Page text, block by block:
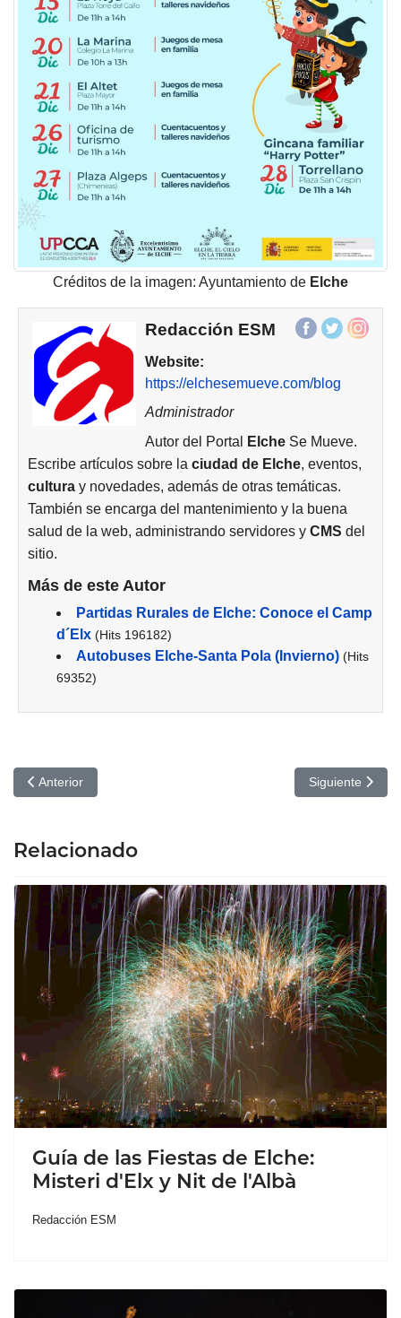
Créditos de la imagen: Ayuntamiento de Elche
Redacción ESM
Website:
https://elchesemueve.com/blog
Administrador
Autor del Portal
ElcheSe Mueve.
Escribe artículos sobre la ciudad de Elche, eventos,
cultura y novedades, además de otras temáticas.
También se encarga del mantenimiento y la buena
salud de la web, administrando servidores y CMS del
sitio.
Más de este Autor
Partidas Rurales de Elche: Conoce el Camp
d´Elx (Hits 196182)
Autobuses Elche-Santa Pola (Invierno) (Hits
69352)
Artículo anterior: Cuándo es recomendable acudir a un psicólogo
Anterior Artículo
Siguiente
Relacionado
Guía de las Fiestas de Elche:
Misteri d'Elx y Nit de l'Albà
Redacción ESM